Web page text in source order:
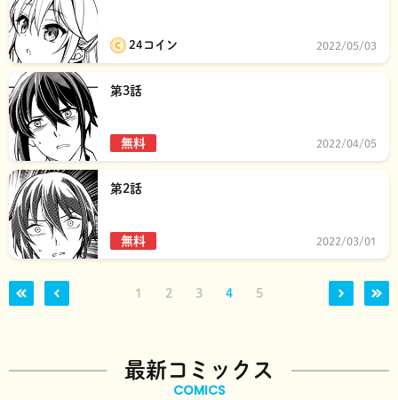
24コイン 2022/05/03
第3話
無料 2022/04/05
第2話
無料 2022/03/01
1 2 3 4 5
最新コミックス
COMICS